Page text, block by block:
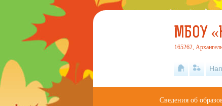
МБОУ
165262,
Сведения об